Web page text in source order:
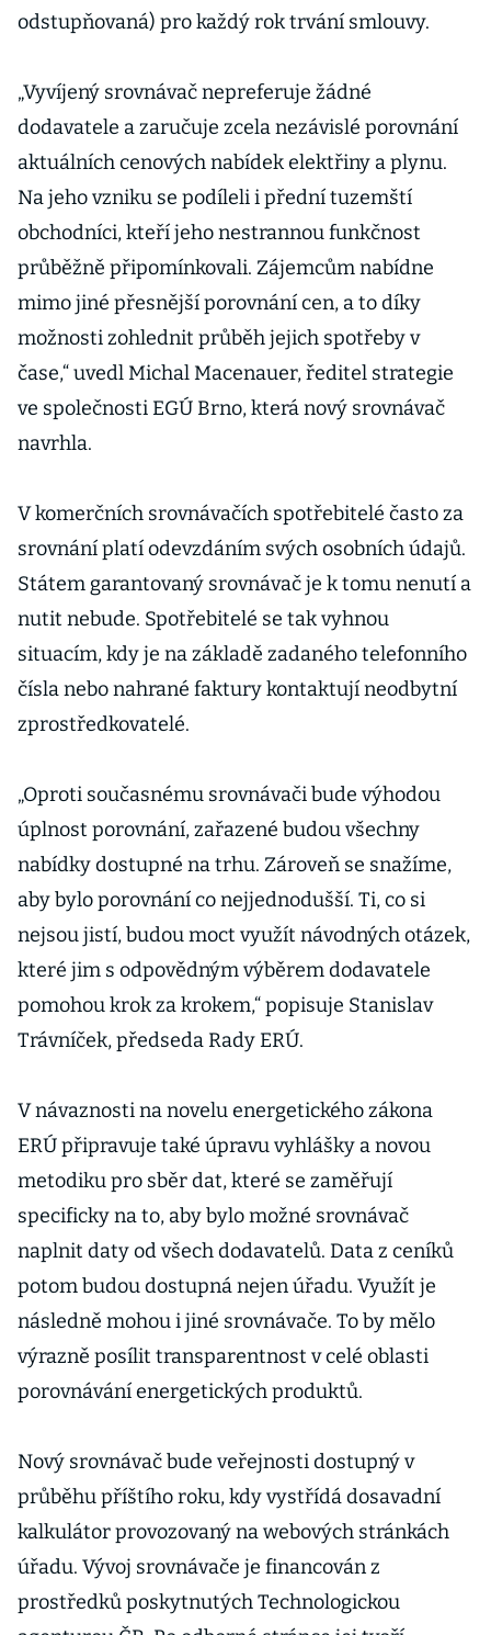
odstupňovaná) pro každý rok trvání smlouvy.
„Vyvíjený srovnávač nepreferuje žádné
dodavatele a zaručuje zcela nezávislé porovnání
aktuálních cenových nabídek elektřiny a plynu.
Na jeho vzniku se podíleli i přední tuzemští
obchodníci, kteří jeho nestrannou funkčnost
průběžně připomínkovali. Zájemcům nabídne
mimo jiné přesnější porovnání cen, a to díky
možnosti zohlednit průběh jejich spotřeby v
čase,“ uvedl Michal Macenauer, ředitel strategie
ve společnosti EGÚ Brno, která nový srovnávač
navrhla.
V komerčních srovnávačích spotřebitelé často za
srovnání platí odevzdáním svých osobních údajů.
Státem garantovaný srovnávač je k tomu nenutí a
nutit nebude. Spotřebitelé se tak vyhnou
situacím, kdy je na základě zadaného telefonního
čísla nebo nahrané faktury kontaktují neodbytní
zprostředkovatelé.
„Oproti současnému srovnávači bude výhodou
úplnost porovnání, zařazené budou všechny
nabídky dostupné na trhu. Zároveň se snažíme,
aby bylo porovnání co nejjednodušší. Ti, co si
nejsou jistí, budou moct využít návodných otázek,
které jim s odpovědným výběrem dodavatele
pomohou krok za krokem,“ popisuje Stanislav
Trávníček, předseda Rady ERÚ.
V návaznosti na novelu energetického zákona
ERÚ připravuje také úpravu vyhlášky a novou
metodiku pro sběr dat, které se zaměřují
specificky na to, aby bylo možné srovnávač
naplnit daty od všech dodavatelů. Data z ceníků
potom budou dostupná nejen úřadu. Využít je
následně mohou i jiné srovnávače. To by mělo
výrazně posílit transparentnost v celé oblasti
porovnávání energetických produktů.
Nový srovnávač bude veřejnosti dostupný v
průběhu příštího roku, kdy vystřídá dosavadní
kalkulátor provozovaný na webových stránkách
úřadu. Vývoj srovnávače je financován z
prostředků poskytnutých Technologickou